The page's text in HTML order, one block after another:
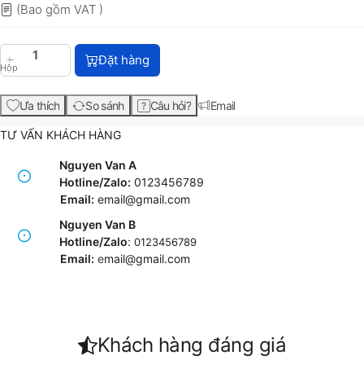
(Bao gồm VAT )
Hộp
HP 91 775-ml Light Magenta DesignJet Pigment
Đặt hàng
Ưa thích So sánh Câu hỏi? Email
TƯ VẤN KHÁCH HÀNG
Nguyen Van A
Hotline/Zalo: 0123456789
Email: email@gmail.com
Nguyen Van B
Hotline/Zalo: 0123456789
Email: email@gmail.com
Khách hàng đáng giá